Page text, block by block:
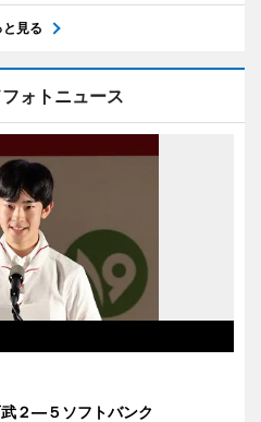
と見る
ォトニュース
２―５ソフトバンク